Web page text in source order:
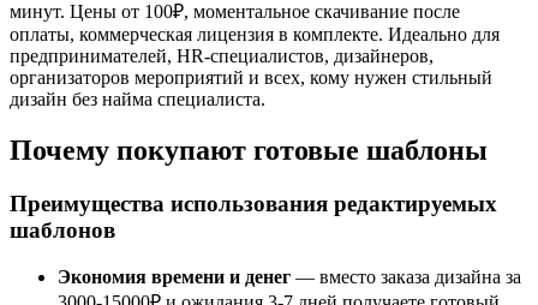
минут. Цены от 100₽, моментальное скачивание после
оплаты, коммерческая лицензия в комплекте. Идеально для
предпринимателей, HR-специалистов, дизайнеров,
организаторов мероприятий и всех, кому нужен стильный
дизайн без найма специалиста.
Почему покупают готовые шаблоны
Преимущества использования редактируемых
шаблонов
Экономия времени и денег — вместо заказа дизайна за